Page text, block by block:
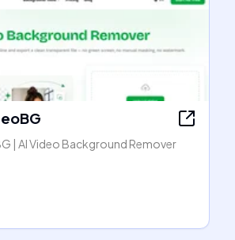
| AI Video Background Remover